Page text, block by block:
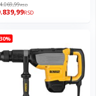
RSD
RSD